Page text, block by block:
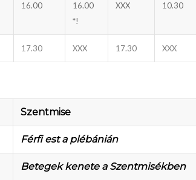
16.00
16.00
*!
XXX 10.30
17.30 XXX 17.30 XXX
Szentmise
Férfi est a plébánián
Betegek kenete a Szentmisékben